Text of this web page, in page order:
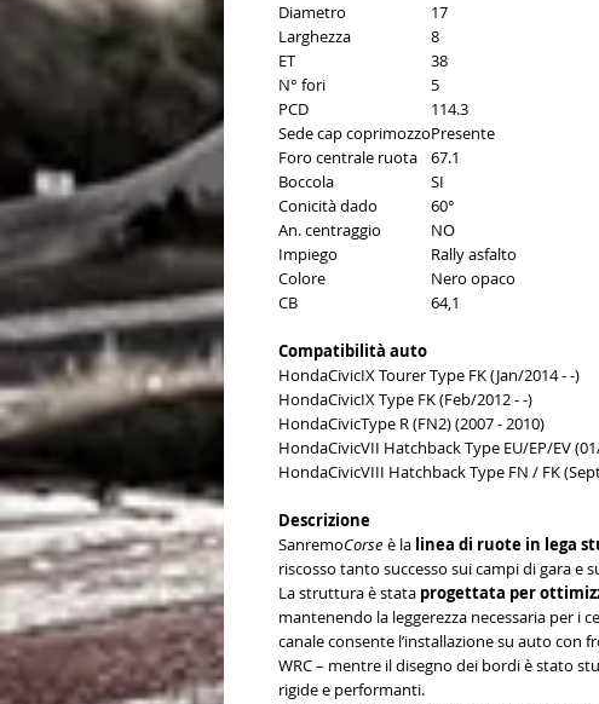
Diametro
17
Larghezza
8
ET
38
N° fori
5
PCD
114.3
Sede cap coprimozzoPresente
Foro centrale ruota
67.1
Boccola
SI
Conicità dado
60°
An. centraggio
NO
Impiego
Rally asfalto
Colore
Nero opaco
CB
64,1
Compatibilità auto
HondaCivicIX Tourer Type FK (Jan/2014 - -)
HondaCivicIX Type FK (Feb/2012 - -)
HondaCivicType R (FN2) (2007 - 2010)
HondaCivicVII Hatchback Type EU/EP/EV
HondaCivicVIII Hatchback Type FN / FK
Descrizione
SanremoCorse è la linea di ruote in lega
riscosso tanto successo sui campi di gara e
La struttura è stata progettata per
mantenendo la leggerezza necessaria per i
canale consente l’installazione su auto con
WRC – mentre il disegno dei bordi è stato
rigide e performanti.